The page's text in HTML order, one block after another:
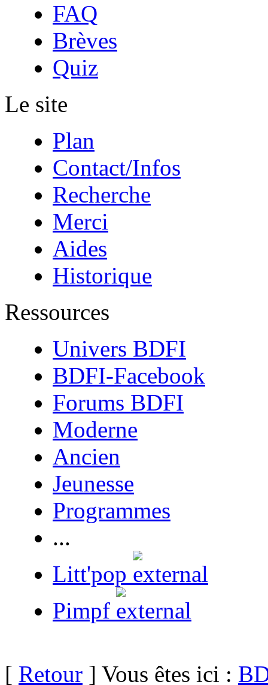
FAQ
Brèves
Quiz
Le site
Plan
Contact/Infos
Recherche
Merci
Aides
Historique
Ressources
Univers BDFI
BDFI-Facebook
Forums BDFI
Moderne
Ancien
Jeunesse
Programmes
...
Litt'pop
Pimpf
[ Retour ] Vous êtes ici :